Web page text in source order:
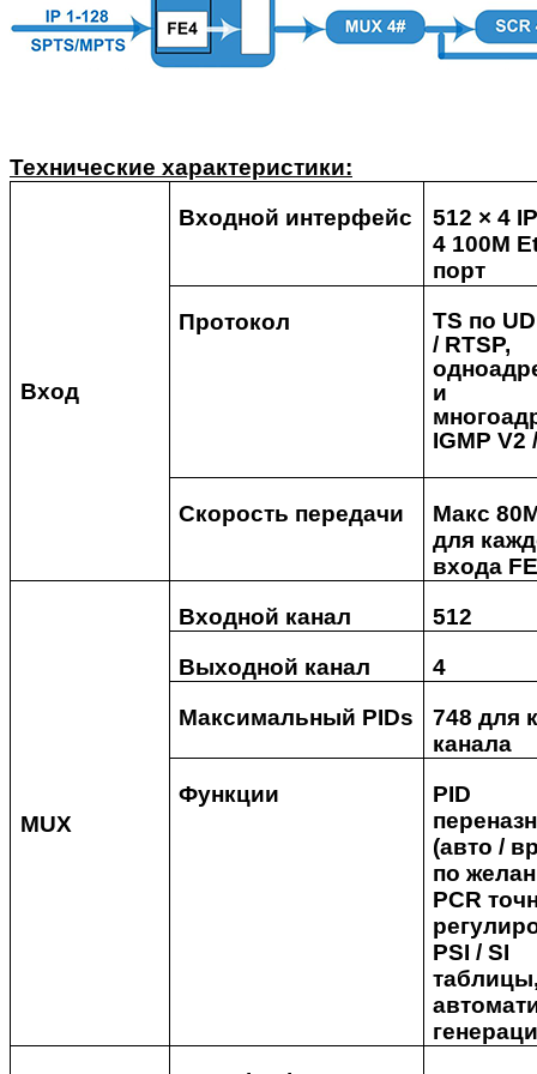
Технические характеристики:
Вход
Входной интерфейс
512 × 4
4 100M
порт
Протокол
TS по
/ RTSP,
и
IGMP V2
Скорость передачи
Макс
для
входа
MUX
Входной канал
512
Выходной канал
4
Максимальный PIDs
748 для
канала
Функции
PID
(авто /
по
PCR
PSI / SI